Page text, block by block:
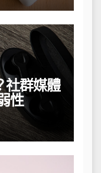
社群媒體
性